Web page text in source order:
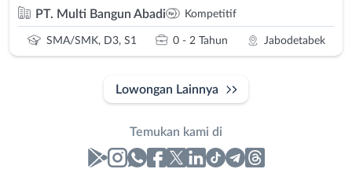
PT. Multi Bangun Abadi Kompetitif
SMA/SMK, D3, S1 0 - 2 Tahun Jabodetabek
Lowongan Lainnya
Temukan kami di